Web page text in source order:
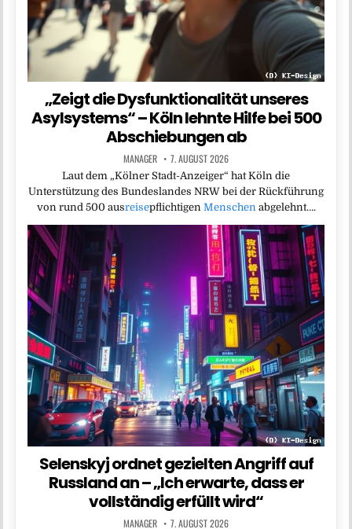
„Zeigt die Dysfunktionalität unseres
Asylsystems“ – Köln lehnte Hilfe bei 500
Abschiebungen ab
MANAGER 7. AUGUST 2026
Laut dem „Kölner Stadt-Anzeiger“ hat Köln die
Unterstützung des Bundeslandes NRW bei der Rückführung
von rund 500 ausreisepflichtigen Menschen abgelehnt….
Selenskyj ordnet gezielten Angriff auf
Russland an – „Ich erwarte, dass er
vollständig erfüllt wird“
MANAGER 7. AUGUST 2026